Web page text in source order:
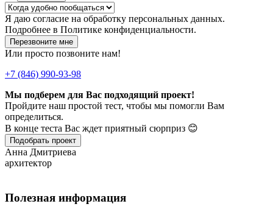
Я даю согласие на обработку персональных данных.
Подробнее в Политике конфиденциальности.
Перезвоните мне
Или просто позвоните нам!
+7 (846) 990-93-98
Мы подберем для Вас подходящий проект!
Пройдите наш простой тест, чтобы мы помогли Вам
определиться.
В конце теста Вас ждет приятный сюрприз 😊
Подобрать проект
Анна Дмитриева
архитектор
Полезная информация